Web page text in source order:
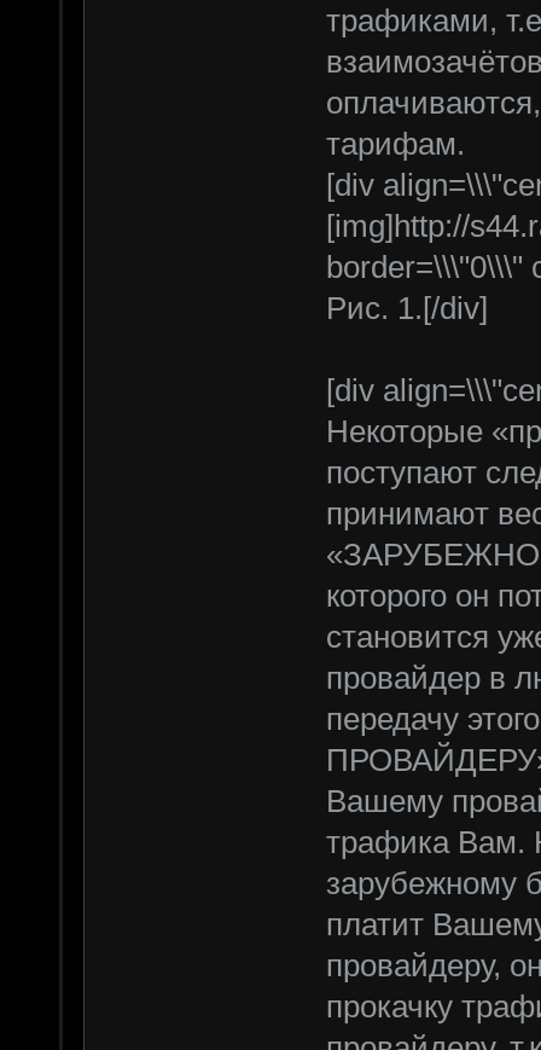
трафиками,
тарифам.
[div
[img]http://
border=\\\"0\\\"
Рис. 1.[/div]
[div
Некоторые
поступают
принимают
которого он
становится
провайдер в
передачу
Вашему
трафика Вам.
зарубежному
платит
провайдеру,
прокачку